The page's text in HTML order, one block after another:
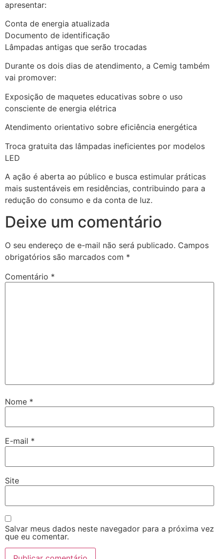
apresentar:
Conta de energia atualizada
Documento de identificação
Lâmpadas antigas que serão trocadas
Durante os dois dias de atendimento, a Cemig também
vai promover:
Exposição de maquetes educativas sobre o uso
consciente de energia elétrica
Atendimento orientativo sobre eficiência energética
Troca gratuita das lâmpadas ineficientes por modelos
LED
A ação é aberta ao público e busca estimular práticas
mais sustentáveis em residências, contribuindo para a
redução do consumo e da conta de luz.
Deixe um comentário
O seu endereço de e-mail não será publicado. Campos
obrigatórios são marcados com *
Comentário *
Nome *
E-mail *
Site
Salvar meus dados neste navegador para a próxima vez
que eu comentar.